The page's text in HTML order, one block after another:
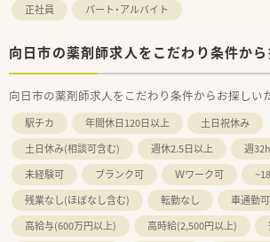
正社員 パート・アルバイト
向日市の薬剤師求人をこだわり条件か
向日市の薬剤師求人をこだわり条件からお探しい
駅チカ 年間休日120日以上
土日祝休み
土日休み(相談可含む)
週休2.5日以上 週
未経験可
ブランク可 Ｗワーク可
残業なし(ほぼなし含む)
転勤なし
車通勤可
高給与(600万円以上)
高時給(2,500円以上)